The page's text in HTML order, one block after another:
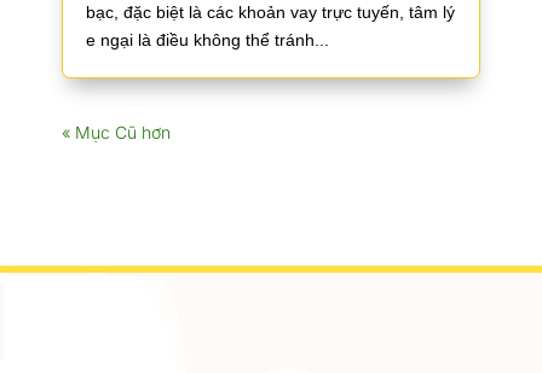
bạc, đặc biệt là các khoản vay trực tuyến, tâm lý
e ngại là điều không thể tránh...
« Mục Cũ hơn